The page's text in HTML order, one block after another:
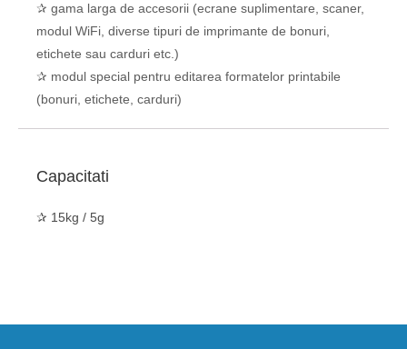
✰ gama larga de accesorii (ecrane suplimentare, scaner,
modul WiFi, diverse tipuri de imprimante de bonuri,
etichete sau carduri etc.)
✰ modul special pentru editarea formatelor printabile
(bonuri, etichete, carduri)
Capacitati
✰ 15kg / 5g